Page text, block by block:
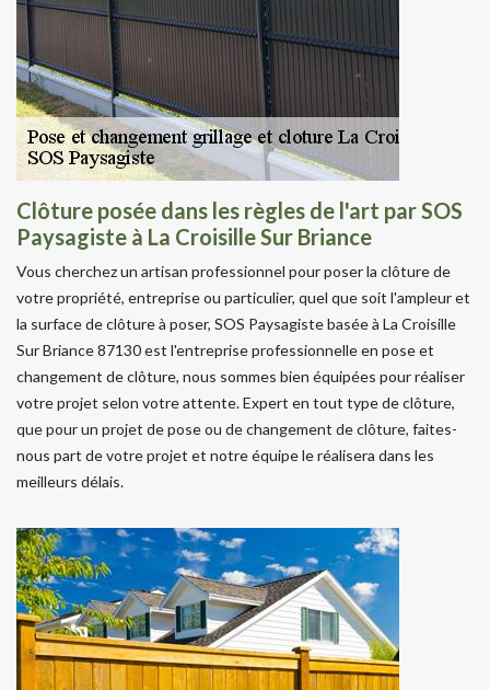
Clôture posée dans les règles de l'art par SOS
Paysagiste à La Croisille Sur Briance
Vous cherchez un artisan professionnel pour poser la clôture de
votre propriété, entreprise ou particulier, quel que soit l'ampleur et
la surface de clôture à poser, SOS Paysagiste basée à La Croisille
Sur Briance 87130 est l'entreprise professionnelle en pose et
changement de clôture, nous sommes bien équipées pour réaliser
votre projet selon votre attente. Expert en tout type de clôture,
que pour un projet de pose ou de changement de clôture, faites-
nous part de votre projet et notre équipe le réalisera dans les
meilleurs délais.